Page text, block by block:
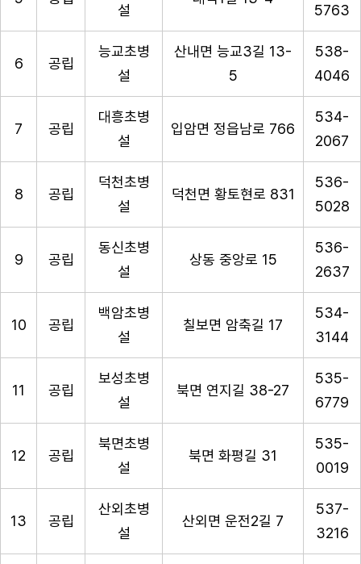
설
5763
6 공립
능교초병
설
산내면 능교3길 13-
5
538-
4046
7 공립
대흥초병
설
입암면 정읍남로 766
534-
2067
8 공립
덕천초병
설
덕천면 황토현로 831
536-
5028
9 공립
동신초병
설
상동 중앙로 15
536-
2637
10 공립
백암초병
설
칠보면 암축길 17
534-
3144
11 공립
보성초병
설
북면 연지길 38-27
535-
6779
12 공립
북면초병
설
북면 화평길 31
535-
0019
13 공립
산외초병
설
산외면 운전2길 7
537-
3216